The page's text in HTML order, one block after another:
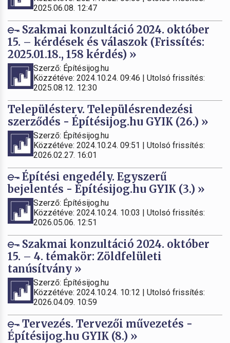
2025.06.08. 12:47
Szakmai konzultáció 2024. október
15. – kérdések és válaszok (Frissítés:
2025.01.18., 158 kérdés) »
Szerző: Építésijog.hu
Közzétéve: 2024.10.24. 09:46 | Utolsó frissítés:
2025.08.12. 12:30
Településterv. Településrendezési
szerződés - Építésijog.hu GYIK (26.) »
Szerző: Építésijog.hu
Közzétéve: 2024.10.24. 09:51 | Utolsó frissítés:
2026.02.27. 16:01
Építési engedély. Egyszerű
bejelentés - Építésijog.hu GYIK (3.) »
Szerző: Építésijog.hu
Közzétéve: 2024.10.24. 10:03 | Utolsó frissítés:
2026.05.06. 12:51
Szakmai konzultáció 2024. október
15. – 4. témakör: Zöldfelületi
tanúsítvány »
Szerző: Építésijog.hu
Közzétéve: 2024.10.24. 10:12 | Utolsó frissítés:
2026.04.09. 10:59
Tervezés. Tervezői művezetés -
Építésijog.hu GYIK (8.) »